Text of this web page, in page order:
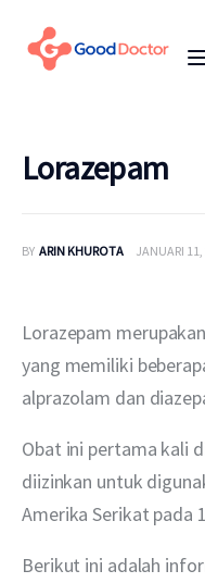
Untuk Bisnis
Mengapa
Berita
Lorazepam
BY ARIN KHUROTA JANUARI 11,
Lorazepam
yang memiliki
alprazolam dan
Obat ini pertama kali
diizinkan untuk
Amerika Serikat pada
Berikut ini adalah